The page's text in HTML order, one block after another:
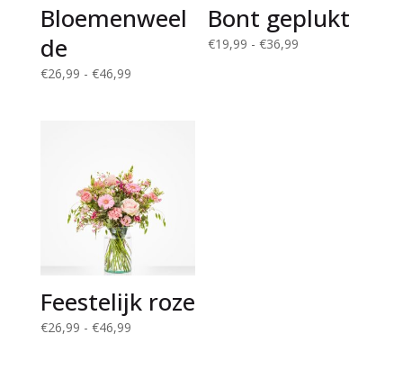
Bloemenweel
de
€26,99 - €46,99Prijsklasse:
Bont geplukt
€19,99 - €36,99
Feestelijk roze
€26,99 - €46,99Prijsklasse: